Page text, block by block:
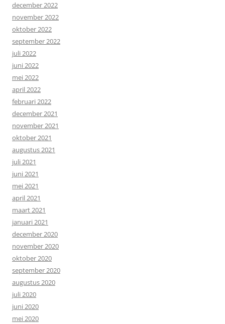
december 2022
november 2022
oktober 2022
september 2022
juli 2022
juni 2022
mei 2022
april 2022
februari 2022
december 2021
november 2021
oktober 2021
augustus 2021
juli 2021
juni 2021
mei 2021
april 2021
maart 2021
januari 2021
december 2020
november 2020
oktober 2020
september 2020
augustus 2020
juli 2020
juni 2020
mei 2020